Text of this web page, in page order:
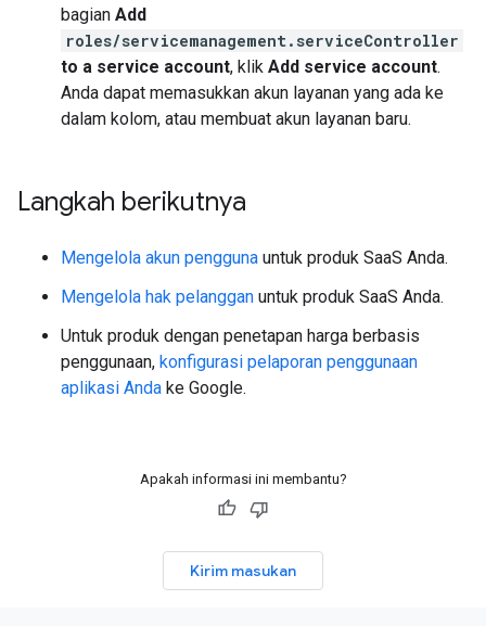
bagian Add
roles/servicemanagement.serviceController
to a service account, klik Add service account.
Anda dapat memasukkan akun layanan yang ada ke
dalam kolom, atau membuat akun layanan baru.
Langkah berikutnya
Mengelola akun pengguna untuk produk SaaS Anda.
Mengelola hak pelanggan untuk produk SaaS Anda.
Untuk produk dengan penetapan harga berbasis
penggunaan, konfigurasi pelaporan penggunaan
aplikasi Anda ke Google.
Apakah informasi ini membantu?
Kirim masukan